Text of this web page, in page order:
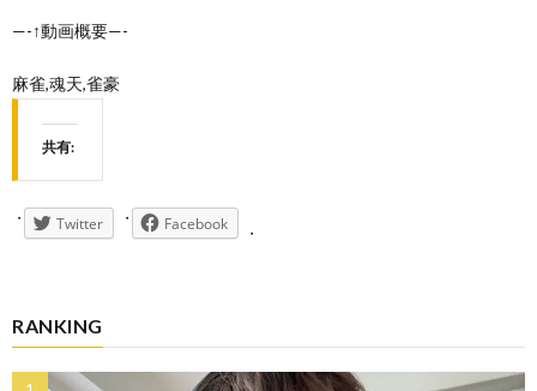
—-↑動画概要—-
麻雀,魂天,雀豪
共有:
Twitter Facebook
RANKING